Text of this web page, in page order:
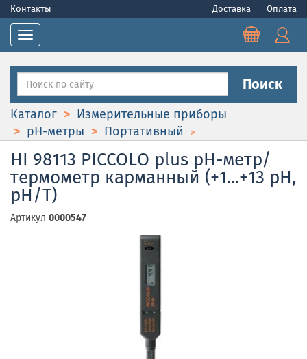
Контакты Доставка Оплата
Toggle navigation
Поиск
Каталог
Измерительные приборы
pH-метры
Портативный
HI 98113 PICCOLO plus рН-метр/
термометр карманный (+1...+13 pH,
pH/T)
Артикул 0000547